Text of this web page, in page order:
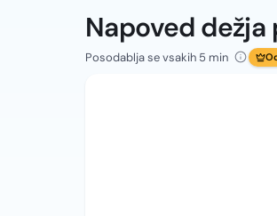
Napoved
Posodablja se vsakih 5 min